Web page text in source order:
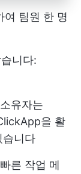
여 팀원 한 명
니다:
유자는
을 활
습니다
른 작업 메